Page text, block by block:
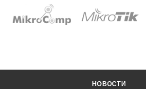
НОВОСТИ